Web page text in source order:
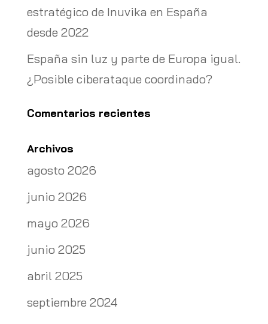
estratégico de Inuvika en España
desde 2022
España sin luz y parte de Europa igual.
¿Posible ciberataque coordinado?
Comentarios recientes
Archivos
agosto 2026
junio 2026
mayo 2026
junio 2025
abril 2025
septiembre 2024